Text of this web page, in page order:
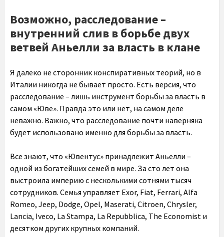
Возможно, расследование –
внутренний слив в борьбе двух
ветвей Аньелли за власть в клане
Я далеко не сторонник конспиративных теорий, но в
Италии никогда не бывает просто. Есть версия, что
расследование – лишь инструмент борьбы за власть в
самом «Юве». Правда это или нет, на самом деле
неважно. Важно, что расследование почти наверняка
будет использовано именно для борьбы за власть.
Все знают, что «Ювентус» принадлежит Аньелли –
одной из богатейших семей в мире. За сто лет она
выстроила империю с несколькими сотнями тысяч
сотрудников. Семья управляет Exor, Fiat, Ferrari, Alfa
Romeo, Jeep, Dodge, Opel, Maserati, Citroen, Chrysler,
Lancia, Iveco, La Stampa, La Repubblica, The Economist и
десятком других крупных компаний.